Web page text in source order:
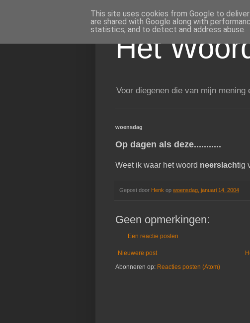
Het
Voor diegenen die van mijn
woensdag
Op dagen als deze...........
Weet ik waar het woord neerslachtig
Gepost door Henk op woensdag, januari 14, 2004
Geen opmerkingen:
Een reactie posten
Nieuwere post
Abonneren op: Reacties posten (Atom)
This site uses cookies from Google to
are shared with Google along with
statistics, and to detect and address abuse.